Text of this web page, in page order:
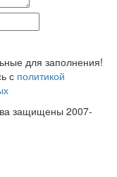
для заполнения!
с политикой
защищены 2007-